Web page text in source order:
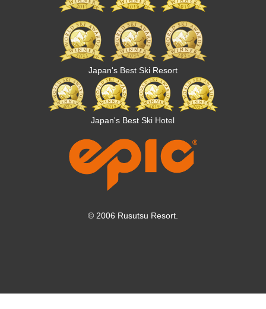
Japan's Best Ski Resort
Japan's Best Ski Hotel
© 2006 Rusutsu Resort.